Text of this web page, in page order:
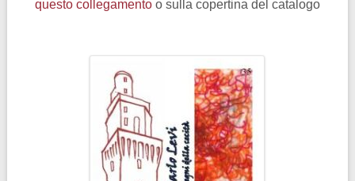
questo collegamento o sulla copertina del catalogo